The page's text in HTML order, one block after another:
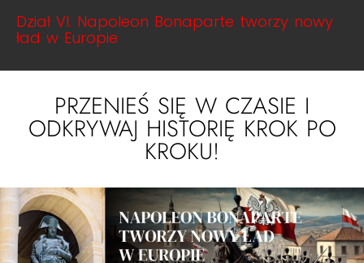
Dział VI. Napoleon Bonaparte tworzy nowy
ład w Europie
PRZENIEŚ SIĘ W CZASIE I
ODKRYWAJ HISTORIĘ KROK PO
KROKU!